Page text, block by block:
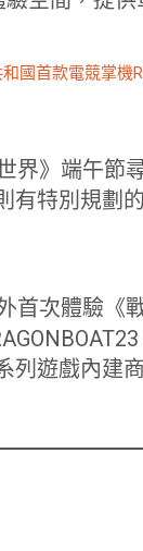
界》端午節
有特別規劃
首次體驗《
列遊戲內建